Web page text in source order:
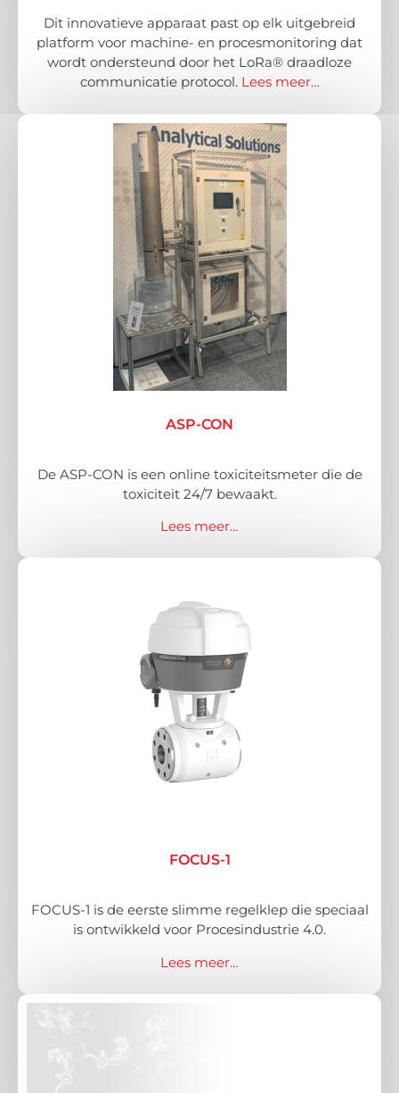
Dit innovatieve apparaat past op elk uitgebreid
platform voor machine- en procesmonitoring dat
wordt ondersteund door het LoRa® draadloze
communicatie protocol. Lees meer…
ASP-CON
De ASP-CON is een online toxiciteitsmeter die de
toxiciteit 24/7 bewaakt.
Lees meer…
FOCUS-1
FOCUS-1 is de eerste slimme regelklep die speciaal
is ontwikkeld voor Procesindustrie 4.0.
Lees meer…